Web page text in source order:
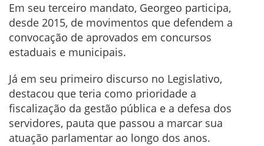
Em seu terceiro mandato, Georgeo participa,
desde 2015, de movimentos que defendem a
convocação de aprovados em concursos
estaduais e municipais.
Já em seu primeiro discurso no Legislativo,
destacou que teria como prioridade a
fiscalização da gestão pública e a defesa dos
servidores, pauta que passou a marcar sua
atuação parlamentar ao longo dos anos.